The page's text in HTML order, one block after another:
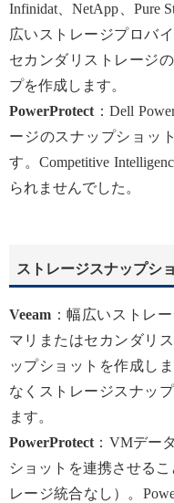
Infinidat、NetApp、Pure
広いストレージプロバ
セカンダリストレージ
プを作成します。
PowerProtect ：Dell
ージのスナップショッ
す。Competitive
られませんでした。
ストレージスナップシ
Veeam ：幅広いストレ
マリまたはセカンダリ
ップショットを作成し
なくストレージスナッ
ます。
PowerProtect ：VMデー
ショットを連携させる
レージ統合なし）。